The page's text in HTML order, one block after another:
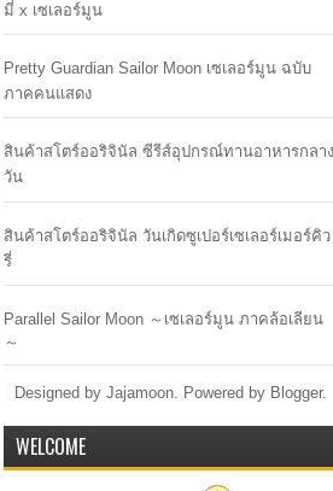
มี่ x เซเลอร์มูน
Pretty Guardian Sailor Moon เซเลอร์มูน ฉบับ
ภาคคนแสดง
สินค้าสโตร์ออริจินัล ซีรีส์อุปกรณ์ทานอาหารกลาง
วัน
สินค้าสโตร์ออริจินัล วันเกิดซูเปอร์เซเลอร์เมอร์คิว
รี่
Parallel Sailor Moon ～เซเลอร์มูน ภาคล้อเลียน
～
Designed by Jajamoon. Powered by Blogger.
WELCOME